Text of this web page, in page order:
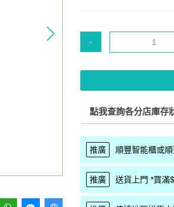
-
點我查詢各分店庫存
推廣 順豐智能櫃或
推廣 送貨上門 *買滿